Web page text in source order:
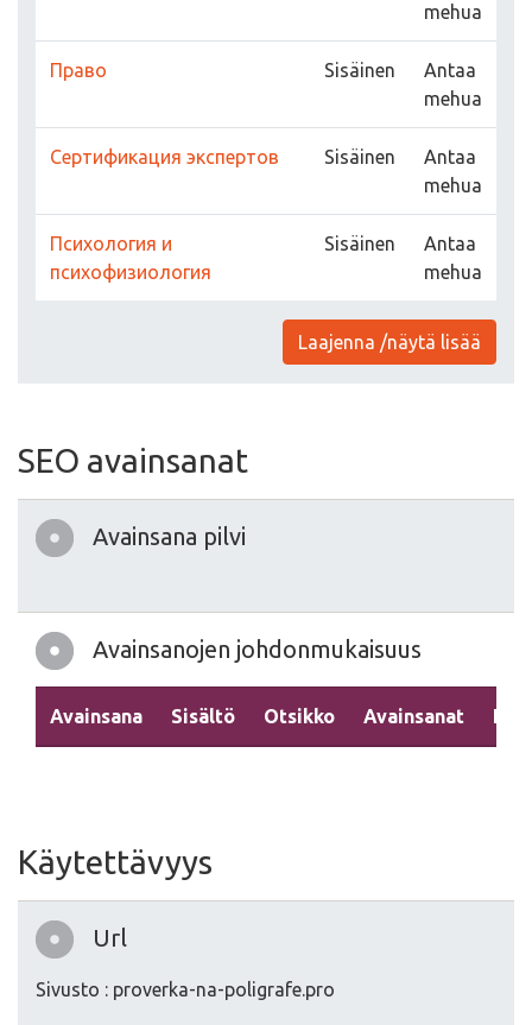
mehua
Право Sisäinen
Antaa
mehua
Сертификация экспертов Sisäinen
Antaa
mehua
Психология и
психофизиология
Sisäinen
Antaa
mehua
Laajenna /näytä lisää
SEO avainsanat
Avainsana pilvi
Avainsanojen johdonmukaisuus
Avainsana Sisältö Otsikko Avainsanat
Käytettävyys
Url
Sivusto : proverka-na-poligrafe.pro